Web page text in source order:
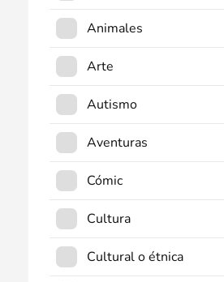
Animales
Arte
Autismo
Aventuras
Cómic
Cultura
Cultural o étnica